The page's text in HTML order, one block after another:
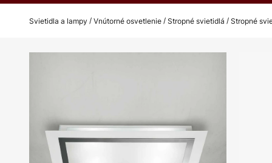
Svietidla a lampy Vnútorné osvetlenie Stropné svietidlá Stropné
obrázkov